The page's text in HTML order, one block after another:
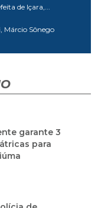
de Içara,...
Márcio Sônego
garante 3
para